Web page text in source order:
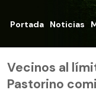
Portada Noticias
Vecinos al
Pastorino